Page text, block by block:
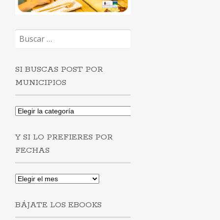
Buscar:
SI BUSCAS POST POR
MUNICIPIOS
Si
buscas
por
municipios
Y SI LO PREFIERES POR
FECHAS
Y
si
prefieres
por
BÁJATE LOS EBOOKS